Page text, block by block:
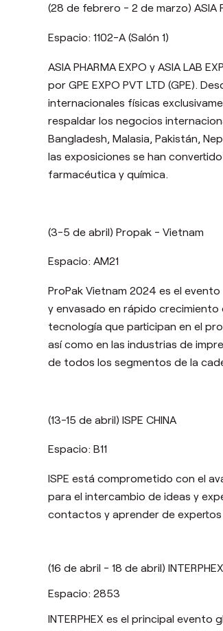
(28 de febrero - 2 de marzo) ASIA
Espacio: 1102-A (Salón 1)
ASIA PHARMA EXPO y ASIA
por GPE EXPO PVT LTD (GPE).
internacionales físicas
respaldar los negocios
Bangladesh, Malasia, Pakistán,
las exposiciones se han
farmacéutica y química.
(3-5 de abril) Propak - Vietnam
Espacio: AM21
ProPak Vietnam 2024 es el
y envasado en rápido
tecnología que participan en el
así como en las industrias de
de todos los segmentos de la
(13-15 de abril) ISPE CHINA
Espacio: B11
ISPE está comprometido con el
para el intercambio de ideas y
contactos y aprender de expertos
(16 de abril - 18 de abril) INTERPHEX
Espacio: 2853
INTERPHEX es el principal